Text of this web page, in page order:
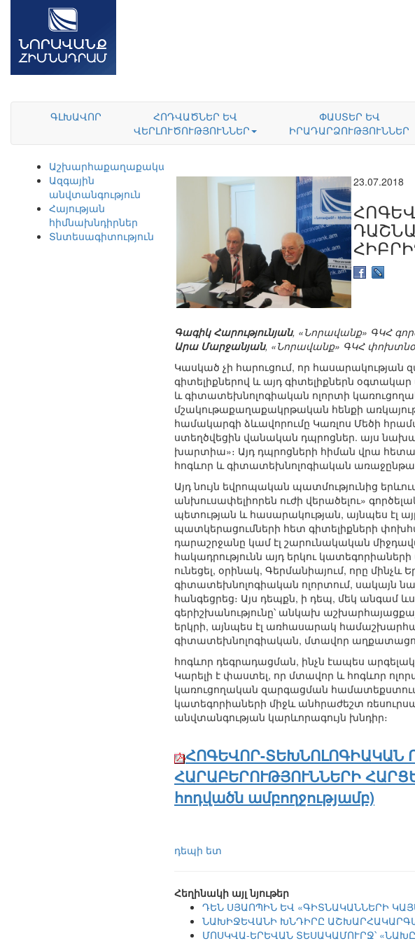
ԳԼԽԱՎՈՐ
ՀՈԴՎԱԾՆԵՐ ԵՎ
ՎԵՐԼՈՒԾՈՒԹՅՈՒՆՆԵՐ
ՓԱՍՏԵՐ ԵՎ
ԻՐԱԴԱՐՁՈՒԹՅՈՒՆՆԵՐ
Աշխարհաքաղաքականություն
Ազգային
անվտանգություն
Հայության
հիմնախնդիրներ
Տնտեսագիտություն
23.07.2018
Գագիկ Հարությունյան, «Նորավանք» ԳԿՀ
Արա Մարջանյան, «Նորավանք» ԳԿՀ
Կասկած չի հարուցում, որ հասարակության
գիտելիքներով և այդ գիտելիքներն
և գիտատեխնոլոգիական ոլորտի
մշակութաքաղաքակրթական հենքի
համակարգի ձևավորումը Կառլոս Մեծի
ստեղծվեցին վանական դպրոցներ. այս
խարտիա»։ Այդ դպրոցների հիման վրա
հոգևոր և գիտատեխնոլոգիական
Այդ նույն եվրոպական պատմությունից
անխուսափելիորեն ուժի վերածելու»
պետության և հասարակության, այնպես էլ
պատկերացումների հետ գիտելիքների
դարաշրջանը կամ էլ շարունակական
հակադրությունն այդ երկու
ունեցել, օրինակ, Գերմանիայում, որը
գիտատեխնոլոգիական ոլորտում, սակայն
հանգեցրեց։ Այս դեպքն, ի դեպ, մեկ անգամ
գերիշխանությունը՝ անկախ
երկրի, այնպես էլ առհասարակ
գիտատեխնոլոգիական, մտավոր
հոգևոր դեգրադացման, ինչն էապես
Կարելի է փաստել, որ մտավոր և հոգևոր
կառուցողական զարգացման համատեքստում
կատեգորիաների միջև անհրաժեշտ
անվտանգության կարևորագույն խնդիր։
ՀՈԳԵՎՈՐ-ՏԵԽՆՈԼՈԳԻԱԿԱՆ
ՀԱՐԱԲԵՐՈՒԹՅՈՒՆՆԵՐԻ
հոդվածն ամբողջությամբ)
դեպի ետ
Հեղինակի այլ նյութեր
ԴԵՆ ՍՅԱՈՊԻՆ ԵՎ «ԳԻՏՆԱԿԱՆՆԵՐԻ
ՆԱԽԻՋԵՎԱՆԻ ԽՆԴԻՐԸ
ՄՈՍԿՎԱ-ԵՐԵՎԱՆ ՏԵՍԱԿԱՄՈՒՐՋ՝